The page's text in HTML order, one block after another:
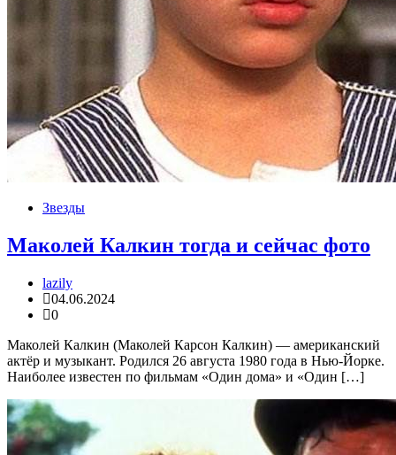
Звезды
Маколей Калкин тогда и сейчас фото
lazily
04.06.2024
0
Маколей Калкин (Маколей Карсон Калкин) — американский
актёр и музыкант. Родился 26 августа 1980 года в Нью-Йорке.
Наиболее известен по фильмам «Один дома» и «Один […]